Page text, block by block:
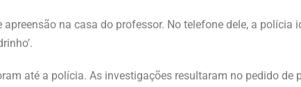
na casa do professor. No telefone dele, a polícia
até a polícia. As investigações resultaram no pedido de